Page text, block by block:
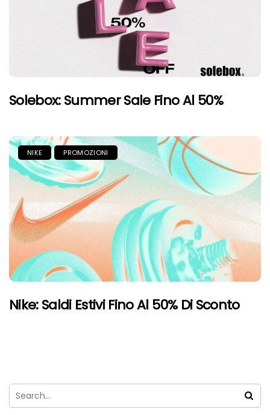
Solebox: Summer Sale Fino Al 50%
NIKE PROMOZIONI
Nike: Saldi Estivi Fino Al 50% Di Sconto